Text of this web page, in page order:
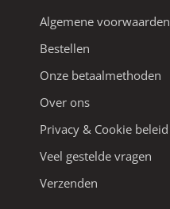
Algemene voorwaarden
Bestellen
Onze betaalmethoden
Over ons
Privacy & Cookie beleid
Veel gestelde vragen
Verzenden